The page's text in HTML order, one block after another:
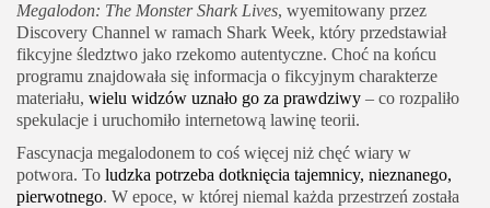
Megalodon: The Monster Shark Lives, wyemitowany przez
Discovery Channel w ramach Shark Week, który przedstawiał
fikcyjne śledztwo jako rzekomo autentyczne. Choć na końcu
programu znajdowała się informacja o fikcyjnym charakterze
materiału, wielu widzów uznało go za prawdziwy – co rozpaliło
spekulacje i uruchomiło internetową lawinę teorii.
Fascynacja megalodonem to coś więcej niż chęć wiary w
potwora. To ludzka potrzeba dotknięcia tajemnicy, nieznanego,
pierwotnego. W epoce, w której niemal każda przestrzeń została